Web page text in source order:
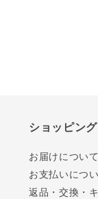
ショッピン
お届けについて
お支払いにつ
返品・交換・